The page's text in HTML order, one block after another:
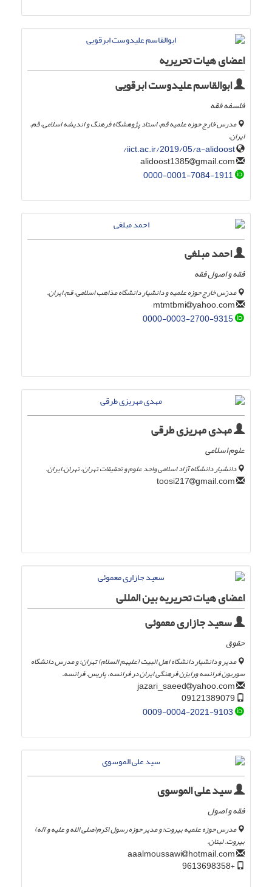
اعضای هیات تحریریه
ابوالقاسم علیدوست ابرقویی
فلسفه فقه
مدرس خارج حوزه علمیه قم، استاد پژوهشگاه فرهنگ و اندیشه اسلامی، قم.
ایران.
iict.ac.ir/2019/05/a-alidoost/
gmail.com
0000-0001-7084-1911
احمد مبلغی
فقه و اصول فقه
مدرّس خارج حوزه علمیه و دانشیار دانشگاه مذاهب اسلامی، قم.ایران.
yahoo.com
0000-0003-2700-9315
مهدی مهریزی طرقی
علوم اسلامی
دانشیار دانشگاه آزاد اسلامی واحد علوم و تحقیقات تهران، تهران.ایران.
gmail.com
اعضای هیات تحریریه بین المللی
سعید جازاری معموئی
حقوق
مدیر و دانشیار دانشگاه اهل البیت (علیهم السلام) تهران؛ و مدرس دانشگاه
سوربون فرانسه ورایزن فرهنگی ایران در فرانسه، پاریس. فرانسه.
yahoo.com
0009-0004-2021-9103
سید علی الموسوی
فقه و اصول
مدرس حوزه علمیه بیروت؛ و مدیر حوزه رسول اکرم(صلی الله و علیه و آله)
بیروت. لبنان.
hotmail.com
+9613698358